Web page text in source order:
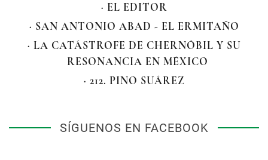
· EL EDITOR
· SAN ANTONIO ABAD - EL ERMITAÑO
· LA CATÁSTROFE DE CHERNÓBIL Y SU
RESONANCIA EN MÉXICO
· 212. PINO SUÁREZ
SÍGUENOS EN FACEBOOK